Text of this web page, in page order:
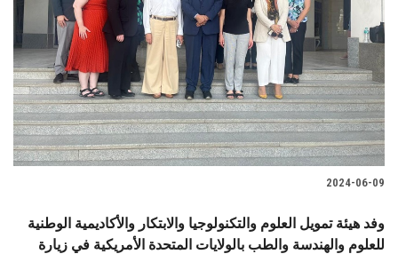
2024-06-09
وفد هيئة تمويل العلوم والتكنولوجيا والابتكار والأكاديمية الوطنية
للعلوم والهندسة والطب بالولايات المتحدة الأمريكية في زيارة